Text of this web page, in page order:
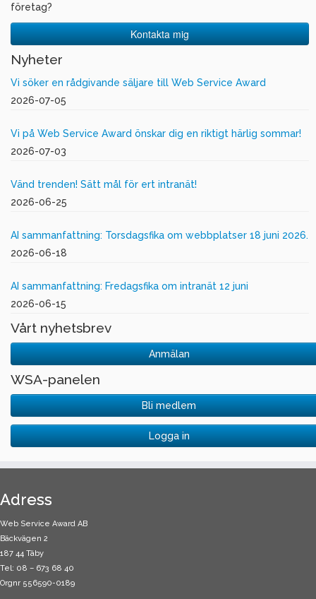
företag?
Kontakta mig
Nyheter
Vi söker en rådgivande säljare till Web Service Award
2026-07-05
Vi på Web Service Award önskar dig en riktigt härlig sommar!
2026-07-03
Vänd trenden! Sätt mål för ert intranät!
2026-06-25
AI sammanfattning: Torsdagsfika om webbplatser 18 juni 2026.
2026-06-18
AI sammanfattning: Fredagsfika om intranät 12 juni
2026-06-15
Vårt nyhetsbrev
Anmälan
WSA-panelen
Bli medlem
Logga in
Adress
Web Service Award AB
Bäckvägen 2
187 44 Täby
Tel: 08 – 673 68 40
Orgnr 556590-0189